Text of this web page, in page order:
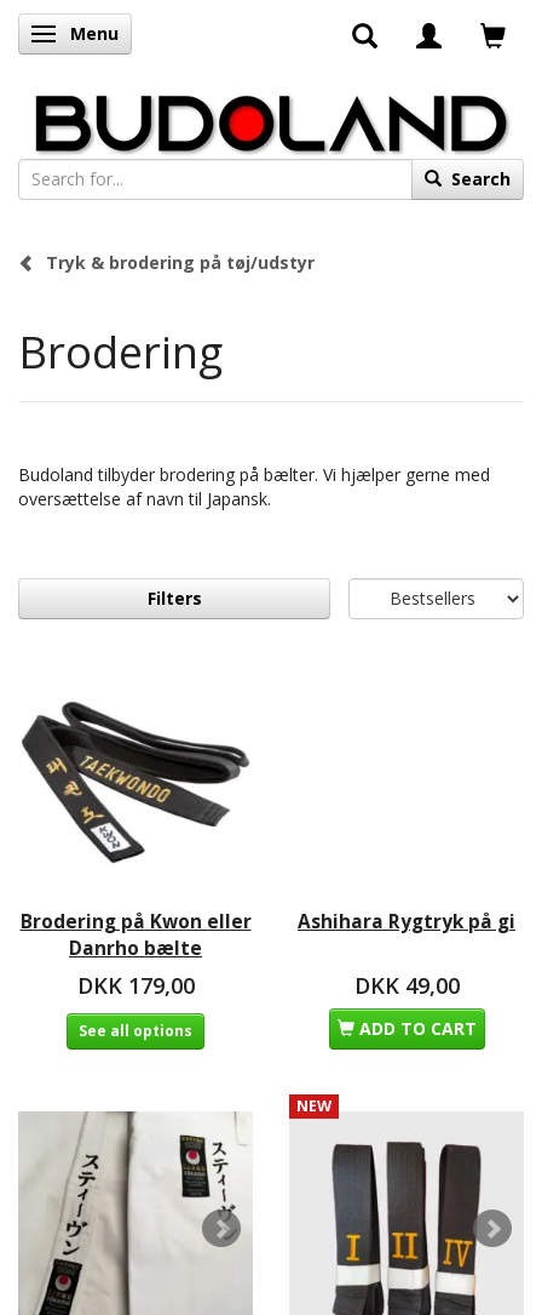
Toggle navigation
Menu
Search
Tryk & brodering på tøj/udstyr
Brodering
Budoland tilbyder brodering på bælter. Vi hjælper gerne med
oversættelse af navn til Japansk.
Filters
Brodering på Kwon eller
Danrho bælte
DKK 179,00
See all options
Ashihara Rygtryk på gi
DKK 49,00
ADD TO CART
NEW